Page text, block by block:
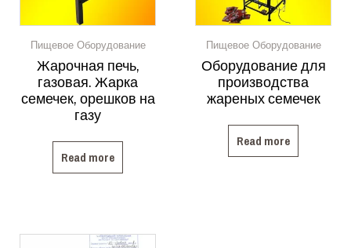
Пищевое Оборудование
Жарочная печь,
газовая. Жарка
семечек, орешков на
газу
Read more
Пищевое Оборудование
Оборудование для
производства
жареных семечек
Read more